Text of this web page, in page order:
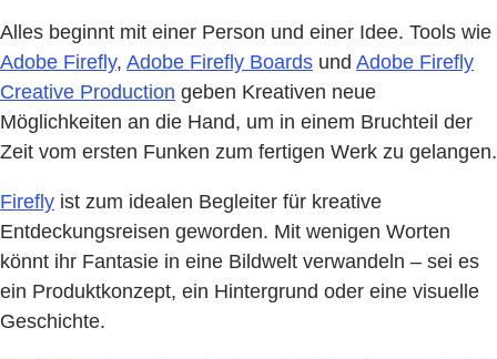
Alles beginnt mit einer Person und einer Idee. Tools wie
Adobe Firefly, Adobe Firefly Boards und Adobe Firefly
Creative Production geben Kreativen neue
Möglichkeiten an die Hand, um in einem Bruchteil der
Zeit vom ersten Funken zum fertigen Werk zu gelangen.
Firefly ist zum idealen Begleiter für kreative
Entdeckungsreisen geworden. Mit wenigen Worten
könnt ihr Fantasie in eine Bildwelt verwandeln – sei es
ein Produktkonzept, ein Hintergrund oder eine visuelle
Geschichte.